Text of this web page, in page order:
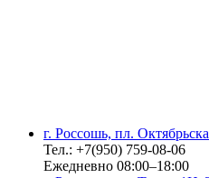
г. Россошь, пл.
Тел.: +7(950) 759-08-06
Ежедневно 08:00–18:00